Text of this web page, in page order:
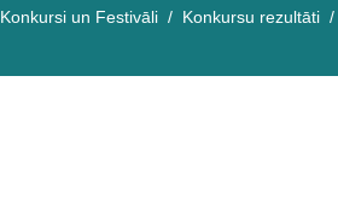
Konkursi un Festivāli Konkursu rezultāti